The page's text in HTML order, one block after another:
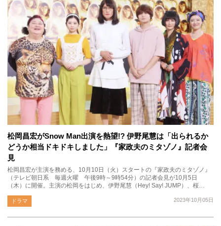
松岡昌宏がSnow Man出演を熱望!? 伊野尾慧は「出られるか
どうか相当ドキドキしました」『家政夫のミタゾノ』記者会
見
松岡昌宏が主演を務める、10月10日（火）スタートの『家政夫のミタゾノ』
（テレビ朝日系 毎週火曜 午後9時～9時54分）の記者会見が10月5日
（木）に開催。主演の松岡をはじめ、伊野尾慧（Hey! Say! JUMP）、桜…
2023年10月05日
ドラマ